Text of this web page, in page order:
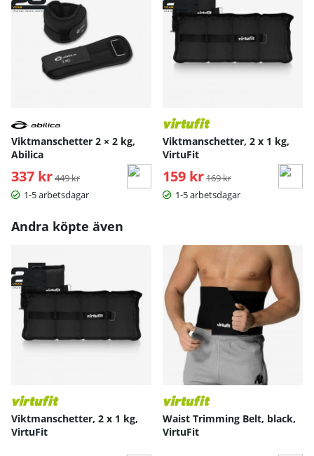
Viktmanschetter 2 × 2 kg,
Abilica
337 kr Ordinarie pris:
449 kr
1-5 arbetsdagar
Viktmanschetter, 2 x 1 kg,
VirtuFit
159 kr Ordinarie pris:
169 kr
1-5 arbetsdagar
Andra köpte även
Viktmanschetter, 2 x 1 kg,
VirtuFit
Waist Trimming Belt, black,
VirtuFit